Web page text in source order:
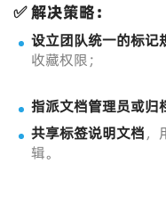
✅ 解决策略：
设立团队统一的标记
收藏权限；
指派文档管理员或归
共享标签说明文档，
辑。